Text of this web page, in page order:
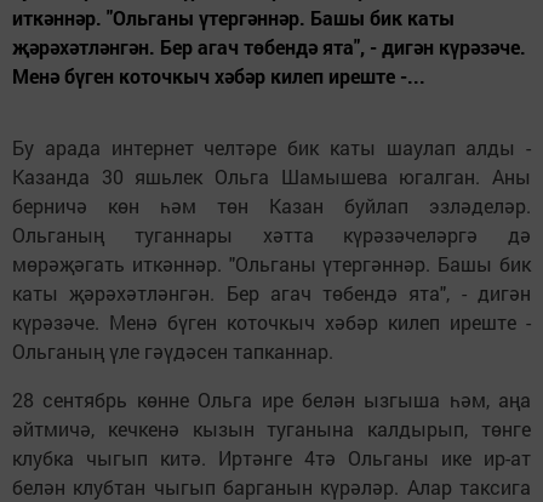
иткәннәр. "Ольганы үтергәннәр. Башы бик каты
җәрәхәтләнгән. Бер агач төбендә ята", - дигән күрәзәче.
Менә бүген коточкыч хәбәр килеп иреште -...
Бу арада интернет челтәре бик каты шаулап алды -
Казанда 30 яшьлек Ольга Шамышева югалган. Аны
берничә көн һәм төн Казан буйлап эзләделәр.
Ольганың туганнары хәтта күрәзәчеләргә дә
мөрәҗәгать иткәннәр. "Ольганы үтергәннәр. Башы бик
каты җәрәхәтләнгән. Бер агач төбендә ята", - дигән
күрәзәче. Менә бүген коточкыч хәбәр килеп иреште -
Ольганың үле гәүдәсен тапканнар.
28 сентябрь көнне Ольга ире белән ызгыша һәм, аңа
әйтмичә, кечкенә кызын туганына калдырып, төнге
клубка чыгып китә. Иртәнге 4тә Ольганы ике ир-ат
белән клубтан чыгып барганын күрәләр. Алар таксига